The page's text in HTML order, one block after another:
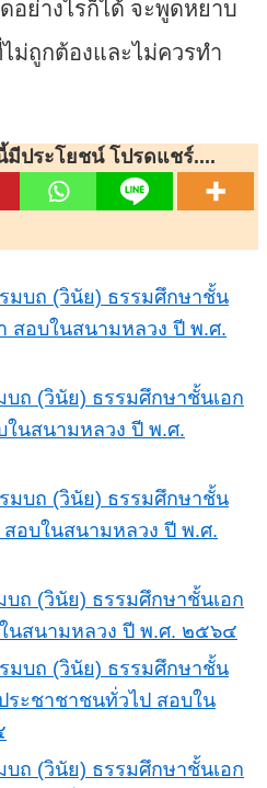
อย่างไรก็ได้ จะพูดหยาบ
ม่ถูกต้องและไม่ควรทำ
มีประโยชน์ โปรดแชร์....
ถ (วินัย) ธรรมศึกษาชั้นเอก
นสนามหลวง ปี พ.ศ.
ถ (วินัย) ธรรมศึกษาชั้นเอก
นสนามหลวง ปี พ.ศ. ๒๕๖๔
ถ (วินัย) ธรรมศึกษาชั้นเอก